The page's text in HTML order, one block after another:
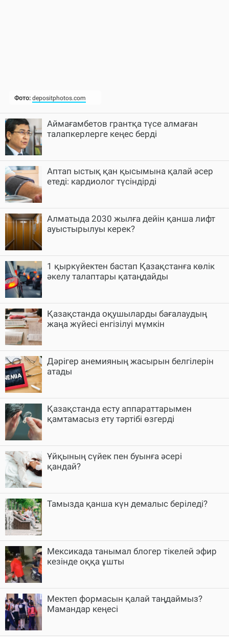
Аймағамбетов грантқа түсе алмаған
талапкерлерге кеңес берді
Аптап ыстық қан қысымына қалай әсер
етеді: кардиолог түсіндірді
Алматыда 2030 жылға дейін қанша лифт
ауыстырылуы керек?
1 қыркүйектен бастап Қазақстанға көлік
әкелу талаптары қатаңдайды
Қазақстанда оқушыларды бағалаудың
жаңа жүйесі енгізілуі мүмкін
Дәрігер анемияның жасырын белгілерін
атады
Қазақстанда есту аппараттарымен
қамтамасыз ету тәртібі өзгерді
Ұйқының сүйек пен буынға әсері
қандай?
Тамызда қанша күн демалыс беріледі?
Мексикада танымал блогер тікелей эфир
кезінде оққа ұшты
Мектеп формасын қалай таңдаймыз?
Мамандар кеңесі